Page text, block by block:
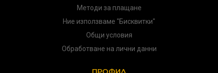
Методи за плащане
Ние използваме "Бисквитки"
Общи условия
Обработване на лични данни